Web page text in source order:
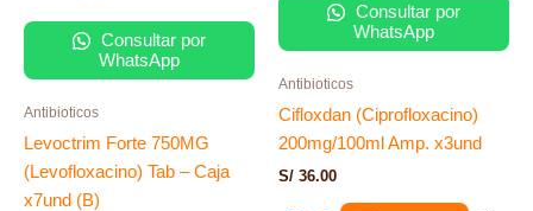
Consultar por
WhatsApp
Antibioticos
Levoctrim Forte 750MG
(Levofloxacino) Tab – Caja
x7und (B)
Consultar por
WhatsApp
Antibioticos
Cifloxdan (Ciprofloxacino)
200mg/100ml Amp. x3und
S/ 36.00